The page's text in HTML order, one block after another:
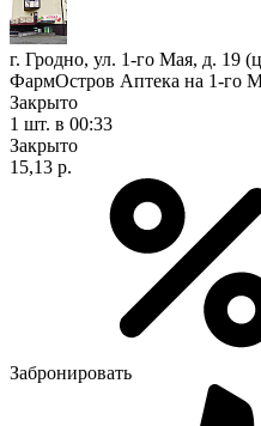
г. Гродно, ул. 1-го Мая, д. 19
ФармОстров Аптека на 1-го
Закрыто
1 шт. в 00:33
Закрыто
15,13 р.
Забронировать